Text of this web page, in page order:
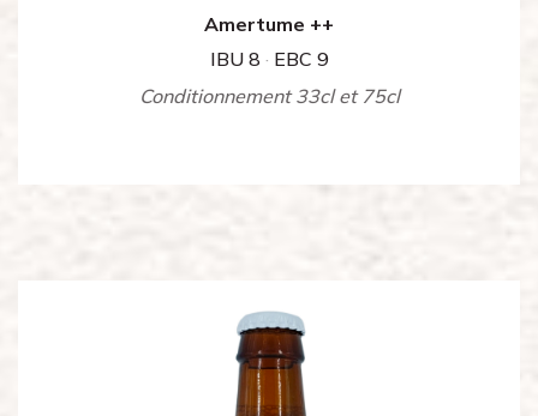
Amertume ++
IBU 8 · EBC 9
Conditionnement 33cl et 75cl